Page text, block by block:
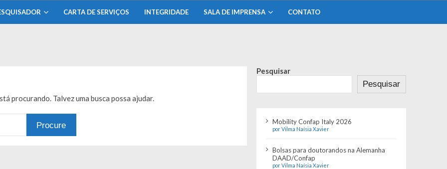
CARTA DE SERVIÇOS INTEGRIDADE SALA DE IMPRENSA CONTATO
procurando. Talvez uma busca possa ajudar.
Pesquisar
Pesquisar
Mobility Confap Italy 2026
por Vilma Naísia Xavier
Bolsas para doutorandos na Alemanha
DAAD/Confap
por Vilma Naísia Xavier